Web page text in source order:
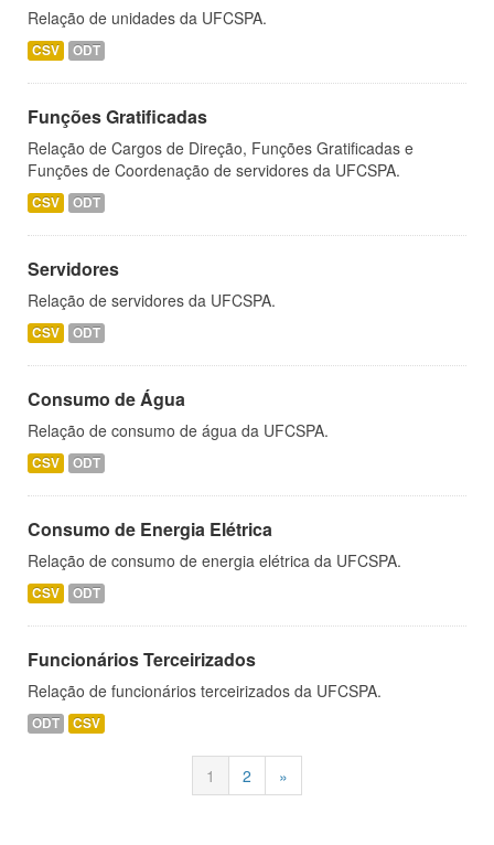
Relação de unidades da UFCSPA.
CSV ODT
Funções Gratificadas
Relação de Cargos de Direção, Funções Gratificadas e
Funções de Coordenação de servidores da UFCSPA.
CSV ODT
Servidores
Relação de servidores da UFCSPA.
CSV ODT
Consumo de Água
Relação de consumo de água da UFCSPA.
CSV ODT
Consumo de Energia Elétrica
Relação de consumo de energia elétrica da UFCSPA.
CSV ODT
Funcionários Terceirizados
Relação de funcionários terceirizados da UFCSPA.
ODT CSV
1 2 »